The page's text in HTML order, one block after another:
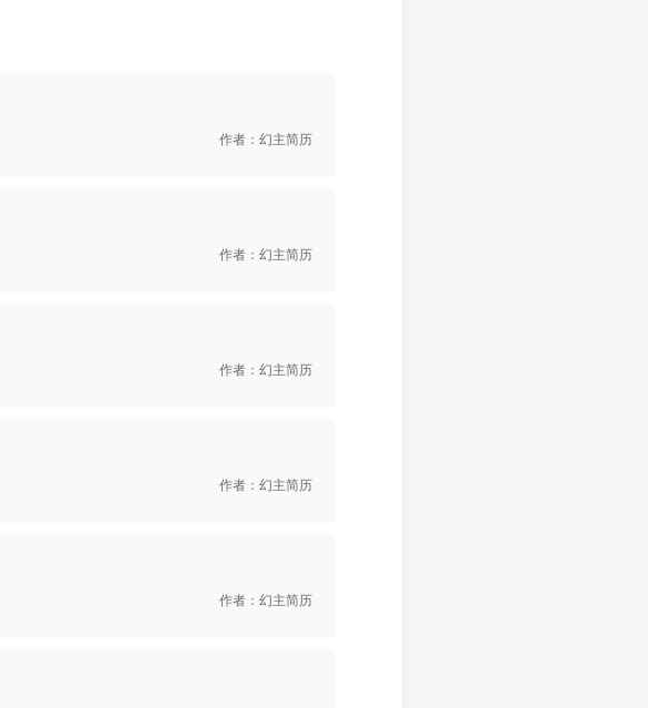
作者：幻主简历
作者：幻主简历
作者：幻主简历
作者：幻主简历
作者：幻主简历